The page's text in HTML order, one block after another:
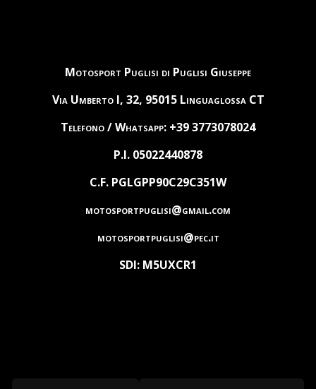
Motosport Puglisi di Puglisi Giuseppe
Via Umberto I, 32, 95015 Linguaglossa CT
Telefono / Whatsapp: +39 3773078024
P.I. 05022440878
C.F. PGLGPP90C29C351W
motosportpuglisi@gmail.com
motosportpuglisi@pec.it
SDI: M5UXCR1